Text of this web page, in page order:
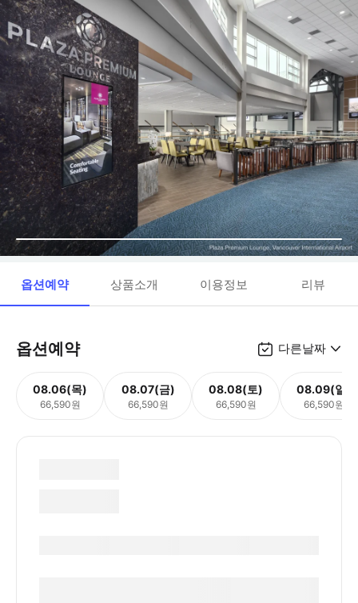
옵션예약 상품소개 이용정보 리뷰
옵션예약 다른날짜
08.06(목)
66,590원
08.07(금)
66,590원
08.08(토)
66,590원
08.09(일)
66,590원